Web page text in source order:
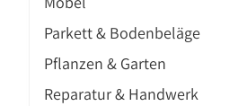
Parkett & Bodenbeläge
Pflanzen & Garten
Reparatur & Handwerk